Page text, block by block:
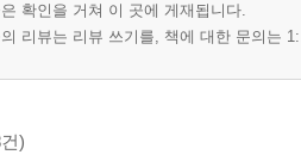
확인을 거쳐 이 곳에 게재됩니다.
리뷰는 리뷰 쓰기를, 책에 대한 문의는
)